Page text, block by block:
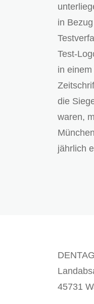
in
Test-
in
die
waren,
jährlich
45731